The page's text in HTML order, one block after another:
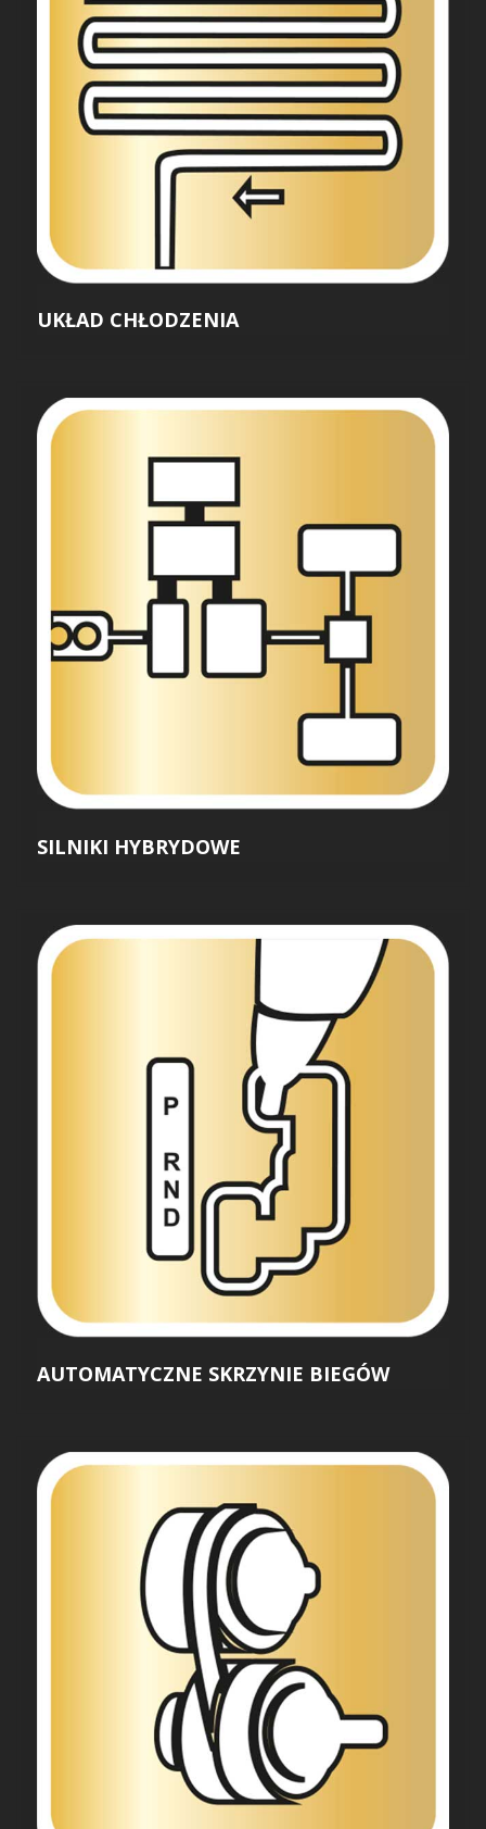
UKŁAD CHŁODZENIA
SILNIKI HYBRYDOWE
AUTOMATYCZNE SKRZYNIE BIEGÓW